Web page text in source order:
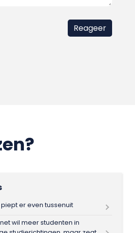
piept er even tussenuit
wil meer studenten in